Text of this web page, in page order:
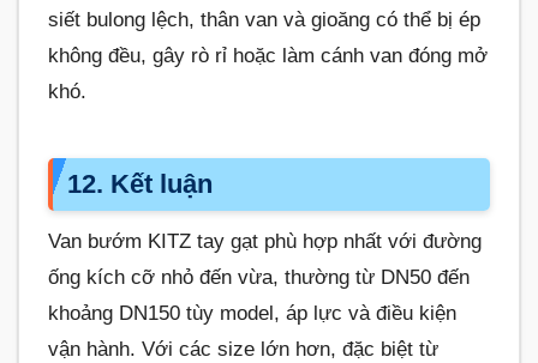
siết bulong lệch, thân van và gioăng có thể bị ép
không đều, gây rò rỉ hoặc làm cánh van đóng mở
khó.
12. Kết luận
Van bướm KITZ tay gạt phù hợp nhất với đường
ống kích cỡ nhỏ đến vừa, thường từ DN50 đến
khoảng DN150 tùy model, áp lực và điều kiện
vận hành. Với các size lớn hơn, đặc biệt từ